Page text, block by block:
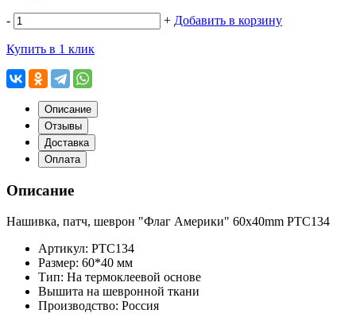
- + Добавить в корзину
Купить в 1 клик
Описание
Отзывы
Доставка
Оплата
Описание
Нашивка, патч, шеврон "Флаг Америки" 60x40mm PTC134
Артикул: PTC134
Размер: 60*40 мм
Тип: На термоклеевой основе
Вышита на шевронной ткани
Производство: Россия